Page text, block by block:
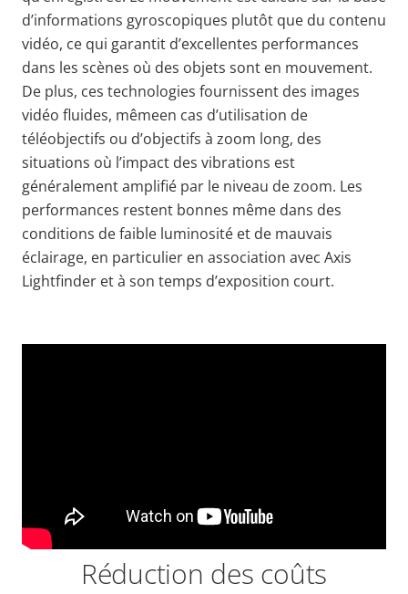
d’informations gyroscopiques plutôt que du contenu
vidéo, ce qui garantit d’excellentes performances
dans les scènes où des objets sont en mouvement.
De plus, ces technologies fournissent des images
vidéo fluides, mêmeen cas d’utilisation de
téléobjectifs ou d’objectifs à zoom long, des
situations où l’impact des vibrations est
généralement amplifié par le niveau de zoom. Les
performances restent bonnes même dans des
conditions de faible luminosité et de mauvais
éclairage, en particulier en association avec Axis
Lightfinder et à son temps d’exposition court.
Réduction des coûts